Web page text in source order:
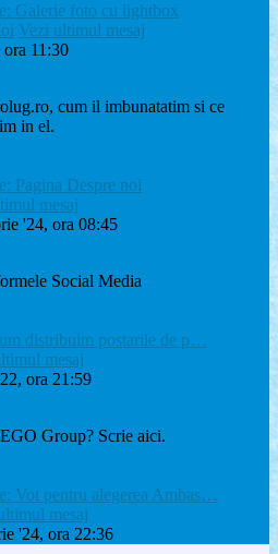
Galerie foto cu lightbox
Vezi ultimul mesaj
11:30
cum il imbunatatim si ce
in el.
Pagina Despre noi
mesaj
'24, ora 08:45
Social Media
distribuim postarile de p…
mesaj
ora 21:59
Group? Scrie aici.
Vot pentru alegerea Ambas…
mesaj
'24, ora 22:36